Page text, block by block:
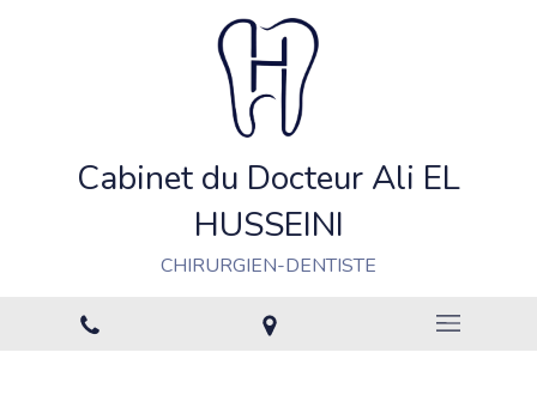
Cabinet du Docteur Ali EL
HUSSEINI
CHIRURGIEN-DENTISTE